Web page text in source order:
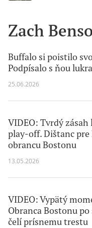
Zach
Buffalo si poistilo
Podpísalo s ňou
25.06.2026
VIDEO: Tvrdý
play-off. Dištanc
obrancu Bostonu
13.05.2026
VIDEO: Vypätý
Obranca Bostonu
čelí prísnemu trestu